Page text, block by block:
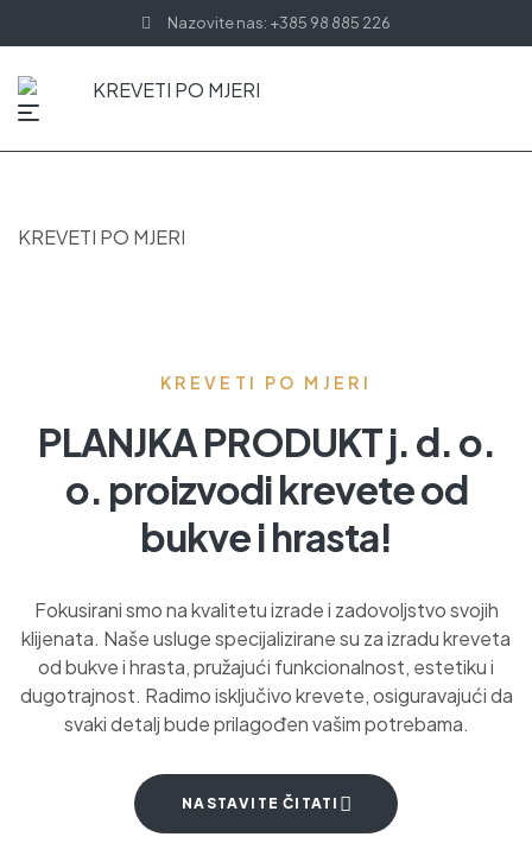
Nazovite nas: +385 98 885 226
KREVETI PO MJERI
KREVETI PO MJERI
PLANJKA PRODUKT j. d. o.
o. proizvodi krevete od
bukve i hrasta!
Fokusirani smo na kvalitetu izrade i zadovoljstvo svojih
klijenata. Naše usluge specijalizirane su za izradu kreveta
od bukve i hrasta, pružajući funkcionalnost, estetiku i
dugotrajnost. Radimo isključivo krevete, osiguravajući da
svaki detalj bude prilagođen vašim potrebama.
NASTAVITE ČITATI